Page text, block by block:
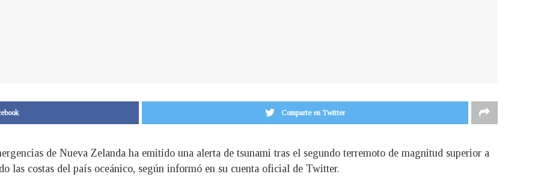
Comparte en Twitter
de Nueva Zelanda ha emitido una alerta de tsunami tras el segundo terremoto de magnitud superior a
las costas del país oceánico, según informó en su cuenta oficial de Twitter.